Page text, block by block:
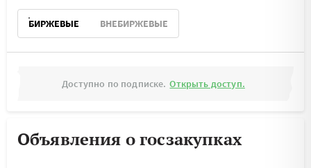
БИРЖЕВЫЕ ВНЕБИРЖЕВЫЕ
Доступно по подписке. Открыть доступ.
Объявления о госзакупках